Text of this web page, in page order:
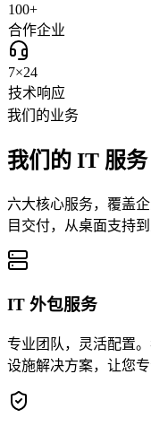
100+
合作企业
7×24
技术响应
我们的业务
我们的 IT 服务
六大核心服务，覆盖
目交付，从桌面支持
IT 外包服务
专业团队，灵活配置
设施解决方案，让您专